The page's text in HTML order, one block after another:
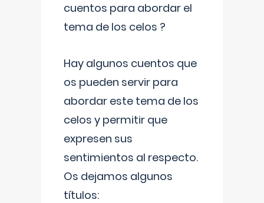
cuentos para abordar el
tema de los celos ?
Hay algunos cuentos que
os pueden servir para
abordar este tema de los
celos y permitir que
expresen sus
sentimientos al respecto.
Os dejamos algunos
títulos: